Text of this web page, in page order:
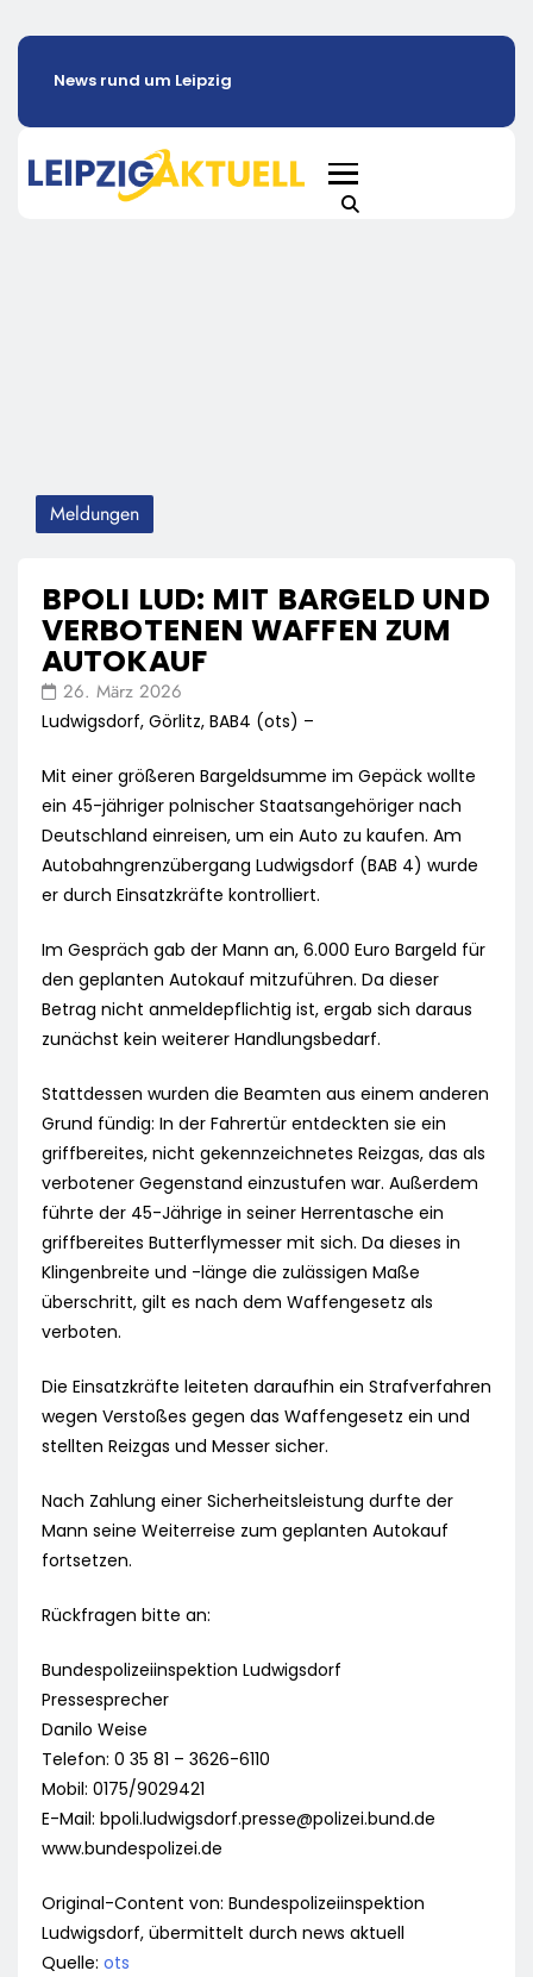
News rund um Leipzig
Meldungen
BPOLI LUD: MIT BARGELD UND
VERBOTENEN WAFFEN ZUM
AUTOKAUF
26. März 2026
Ludwigsdorf, Görlitz, BAB4 (ots) –
Mit einer größeren Bargeldsumme im Gepäck wollte
ein 45-jähriger polnischer Staatsangehöriger nach
Deutschland einreisen, um ein Auto zu kaufen. Am
Autobahngrenzübergang Ludwigsdorf (BAB 4) wurde
er durch Einsatzkräfte kontrolliert.
Im Gespräch gab der Mann an, 6.000 Euro Bargeld für
den geplanten Autokauf mitzuführen. Da dieser
Betrag nicht anmeldepflichtig ist, ergab sich daraus
zunächst kein weiterer Handlungsbedarf.
Stattdessen wurden die Beamten aus einem anderen
Grund fündig: In der Fahrertür entdeckten sie ein
griffbereites, nicht gekennzeichnetes Reizgas, das als
verbotener Gegenstand einzustufen war. Außerdem
führte der 45-Jährige in seiner Herrentasche ein
griffbereites Butterflymesser mit sich. Da dieses in
Klingenbreite und -länge die zulässigen Maße
überschritt, gilt es nach dem Waffengesetz als
verboten.
Die Einsatzkräfte leiteten daraufhin ein Strafverfahren
wegen Verstoßes gegen das Waffengesetz ein und
stellten Reizgas und Messer sicher.
Nach Zahlung einer Sicherheitsleistung durfte der
Mann seine Weiterreise zum geplanten Autokauf
fortsetzen.
Rückfragen bitte an:
Bundespolizeiinspektion Ludwigsdorf
Pressesprecher
Danilo Weise
Telefon: 0 35 81 – 3626-6110
Mobil: 0175/9029421
E-Mail: bpoli.ludwigsdorf.presse@polizei.bund.de
www.bundespolizei.de
Original-Content von: Bundespolizeiinspektion
Ludwigsdorf, übermittelt durch news aktuell
Quelle: ots